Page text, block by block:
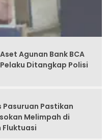
Agunan Bank BCA
Ditangkap Polisi
Pasuruan Pastikan
Melimpah di
Fluktuasi